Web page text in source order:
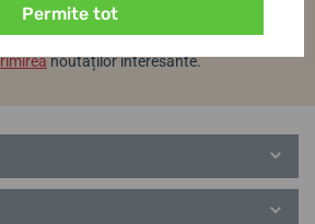
noutăților interesante.
Permite tot